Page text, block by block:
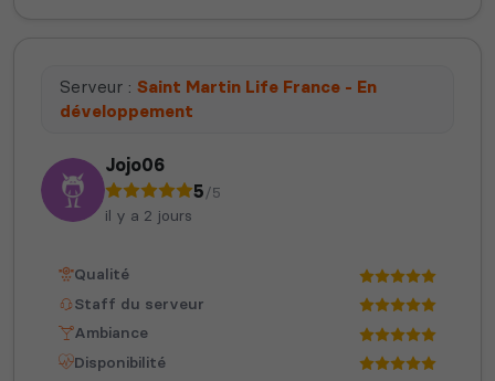
Serveur : Saint Martin Life France - En
développement
Jojo06
5/5
il y a 2 jours
Qualité
Staff du serveur
Ambiance
Disponibilité